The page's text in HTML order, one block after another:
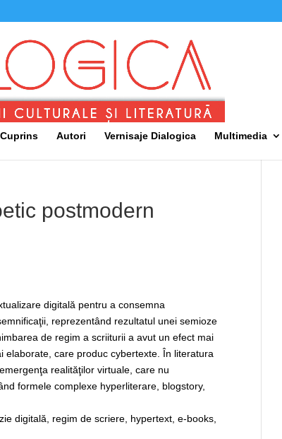
Cuprins Autori Vernisaje Dialogica Multimedia
postmodern
digitală pentru a consemna
reprezentând rezultatul unei semioze
de regim a scriiturii a avut un efect mai
care produc cybertexte. În literatura
realităţilor virtuale, care nu
formele complexe hyperliterare, blogstory,
digitală, regim de scriere, hypertext, e-books,